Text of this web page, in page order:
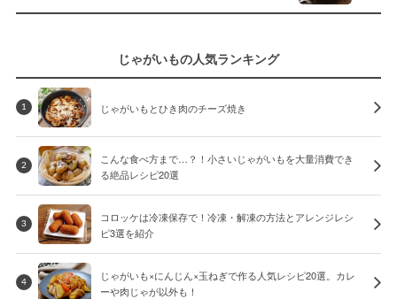
じゃがいもの人気ランキング
1 じゃがいもとひき肉のチーズ焼き
2
こんな食べ方まで…？！小さいじゃがいもを大量消費でき
る絶品レシピ20選
3
コロッケは冷凍保存で！冷凍・解凍の方法とアレンジレシ
ピ3選を紹介
4
じゃがいも×にんじん×玉ねぎで作る人気レシピ20選。カレ
ーや肉じゃが以外も！